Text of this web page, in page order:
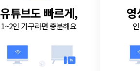
유튜브도 빠르게,
1~2인 가구라면 충분해요
+